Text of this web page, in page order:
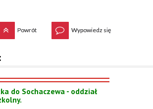
Powrót Wypowiedz się
do Sochaczewa - oddział